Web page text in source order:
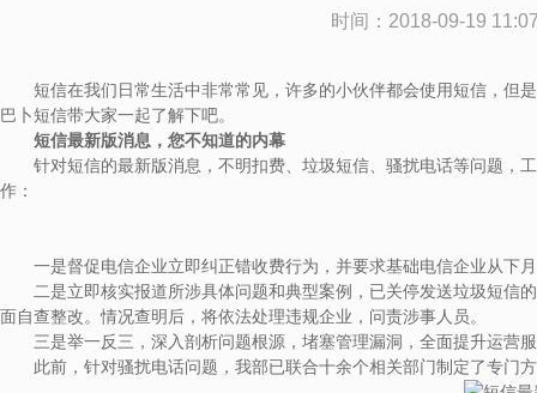
时间： 2018-09-19
短信在我们日常生活中非常常见，许多的小伙伴都会使用短信，但
巴卜短信带大家一起了解下吧。
短信最新版消息，您不知道的内幕
针对短信的最新版消息，不明扣费、垃圾短信、骚扰电话等问题，
作：
一是督促电信企业立即纠正错收费行为，并要求基础电信企业从下
二是立即核实报道所涉具体问题和典型案例，已关停发送垃圾短信
面自查整改。情况查明后，将依法处理违规企业，问责涉事人员。
三是举一反三，深入剖析问题根源，堵塞管理漏洞，全面提升运营
此前，针对骚扰电话问题，我部已联合十余个相关部门制定了专门